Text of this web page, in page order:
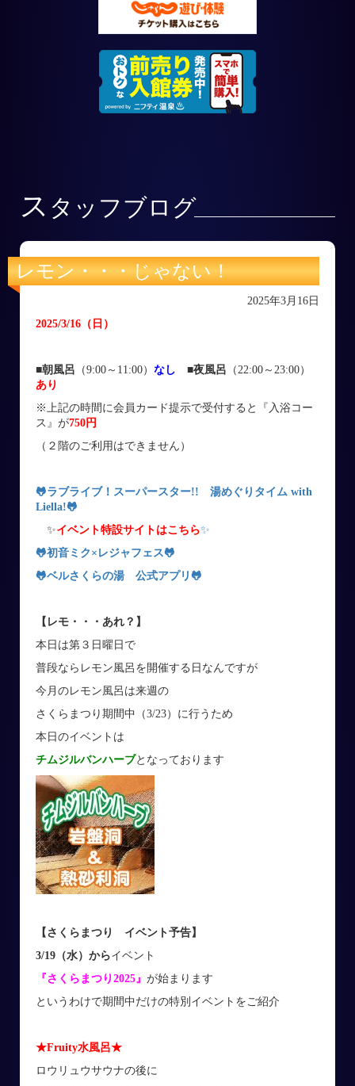
ス タッフブログ
レモン・・・じゃない！
2025年3月16日
2025/3/16 （日 ）
■朝風呂 （9:00～11:00） なし ■夜風呂 （22:00～23:00）
あり
※上記の時間に会員カード提示で受付すると『入浴コー
ス』が750円
（２階のご利用はできません）
🐸ラブライブ！スーパースター!! 湯めぐりタイム with
Liella!🐸
✨イベント特設サイトはこちら✨
🐸初音ミク×レジャフェス🐸
🐸ベルさくらの湯 公式アプリ 🐸
【レモ・・・あれ？】
本日は第３日曜日で
普段ならレモン風呂を開催する日なんですが
今月のレモン風呂は来週の
さくらまつり期間中（3/23）に行うため
本日のイベントは
チムジルバンハーブとなっております
【さくらまつり イベント予告】
3/19（水）からイベント
『さくらまつり2025』 が始まります
というわけで期間中だけの特別イベントをご紹介
★Fruity水風呂★
ロウリュウサウナの後に